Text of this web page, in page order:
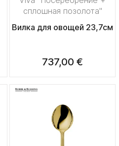
сплошная позолота"
Вилка для овощей 23,7см
737,00 €